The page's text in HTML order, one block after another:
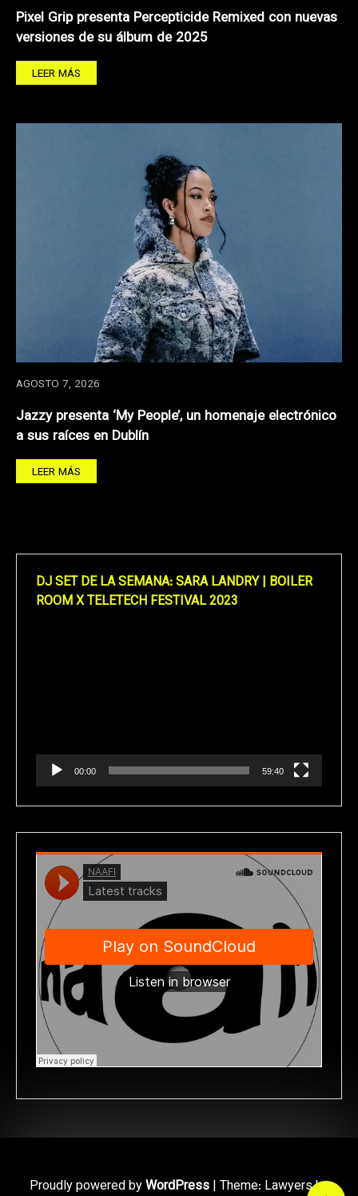
Pixel Grip presenta Percepticide Remixed con nuevas
versiones de su álbum de 2025
LEER MÁS
AGOSTO 7, 2026
Jazzy presenta ‘My People’, un homenaje electrónico
a sus raíces en Dublín
LEER MÁS
DJ SET DE LA SEMANA: SARA LANDRY | BOILER
ROOM X TELETECH FESTIVAL 2023
00:00 59:40
Proudly powered byWordPress | Theme: Lawyers by